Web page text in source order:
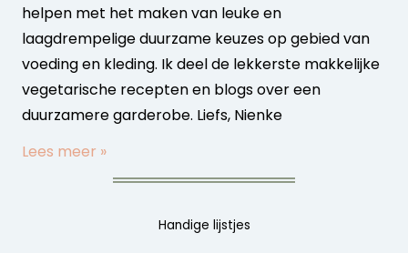
helpen met het maken van leuke en
laagdrempelige duurzame keuzes op gebied van
voeding en kleding. Ik deel de lekkerste makkelijke
vegetarische recepten en blogs over een
duurzamere garderobe. Liefs, Nienke
Lees meer »
Handige lijstjes